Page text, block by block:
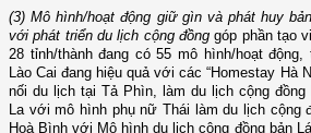
(3) Mô hình/hoạt động giữ gìn và phát huy
với phát triển du lịch cộng đồng góp phần tạo
28 tỉnh/thành đang có 55 mô hình/hoạt
Lào Cai đang hiệu quả với các “Homestay Hà
nối du lịch tại Tả Phìn, làm du lịch cộng
La với mô hình phụ nữ Thái làm du lịch cộng
Hoà Bình với Mô hình du lịch cộng đồng bản